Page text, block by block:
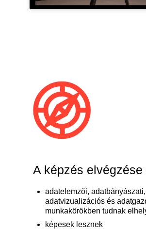
A képzés elvégzése
adatelemzői, adatbányászati,
adatvizualizációs és
munkakörökben tudnak
képesek lesznek